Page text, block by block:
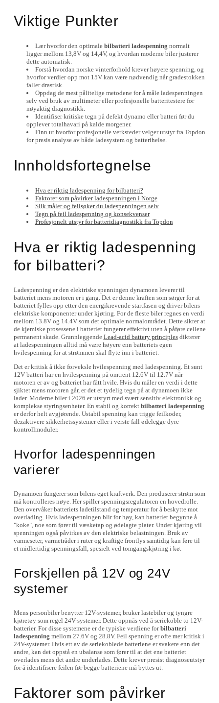
Viktige Punkter
Lær hvorfor den optimale bilbatteri ladespenning normalt
ligger mellom 13,8V og 14,4V, og hvordan moderne biler justerer
dette automatisk.
Forstå hvordan norske vinterforhold krever høyere spenning, og
hvorfor verdier opp mot 15V kan være nødvendig når gradestokken
faller drastisk.
Oppdag de mest pålitelige metodene for å måle ladespenningen
selv ved bruk av multimeter eller profesjonelle batteritestere for
nøyaktig diagnostikk.
Identifiser kritiske tegn på defekt dynamo eller batteri før du
opplever totalhavari på kalde morgener.
Finn ut hvorfor profesjonelle verksteder velger utstyr fra Topdon
for presis analyse av både ladesystem og batterihelse.
Innholdsfortegnelse
Hva er riktig ladespenning for bilbatteri?
Faktorer som påvirker ladespenningen i Norge
Slik måler og feilsøker du ladespenningen selv
Tegn på feil ladespenning og konsekvenser
Profesjonelt utstyr for batteridiagnostikk fra Topdon
Hva er riktig ladespenning
for bilbatteri?
Ladespenning er den elektriske spenningen dynamoen leverer til
batteriet mens motoren er i gang. Det er denne kraften som sørger for at
batteriet fylles opp etter den energikrevende startfasen og driver bilens
elektriske komponenter under kjøring. For de fleste biler regnes en verdi
mellom 13.8V og 14.4V som det optimale normalområdet. Dette sikrer at
de kjemiske prosessene i batteriet fungerer effektivt uten å påføre cellene
permanent skade. Grunnleggende Lead-acid battery principlesdikterer
at ladespenningen alltid må være høyere enn batteriets egen
hvilespenning for at strømmen skal flyte inn i batteriet.
Det er kritisk å ikke forveksle hvilespenning med ladespenning. Et sunt
12V-batteri har en hvilespenning på omtrent 12.6V til 12.7V når
motoren er av og batteriet har fått hvile. Hvis du måler en verdi i dette
sjiktet mens motoren går, er det et tydelig tegn på at dynamoen ikke
lader. Moderne biler i 2026 er utstyrt med svært sensitiv elektronikk og
komplekse styringsenheter. En stabil og korrekt bilbatteri ladespenning
er derfor helt avgjørende. Ustabil spenning kan trigge feilkoder,
dezaktivere sikkerhetssystemer eller i verste fall ødelegge dyre
kontrollmoduler.
Hvorfor ladespenningen
varierer
Dynamoen fungerer som bilens eget kraftverk. Den produserer strøm som
må kontrolleres nøye. Her spiller spenningsregulatoren en hovedrolle.
Den overvåker batteriets ladetilstand og temperatur for å beskytte mot
overlading. Hvis ladespenningen blir for høy, kan batteriet begynne å
"koke", noe som fører til væsketap og ødelagte plater. Under kjøring vil
spenningen også påvirkes av den elektriske belastningen. Bruk av
varmeseter, varmetråder i ruter og kraftige frontlys samtidig kan føre til
et midlertidig spenningsfall, spesielt ved tomgangskjøring i kø.
Forskjellen på 12V og 24V
systemer
Mens personbiler benytter 12V-systemer, bruker lastebiler og tyngre
kjøretøy som regel 24V-systemer. Dette oppnås ved å seriekoble to 12V-
batterier. For disse systemene er de typiske verdiene forbilbatteri
ladespenning mellom 27.6V og 28.8V. Feil spenning er ofte mer kritisk i
24V-systemer. Hvis ett av de seriekoblede batteriene er svakere enn det
andre, kan det oppstå en ubalanse som fører til at det ene batteriet
overlades mens det andre underlades. Dette krever presist diagnoseutstyr
for å identifisere feilen før begge batteriene må byttes ut.
Faktorer som påvirker